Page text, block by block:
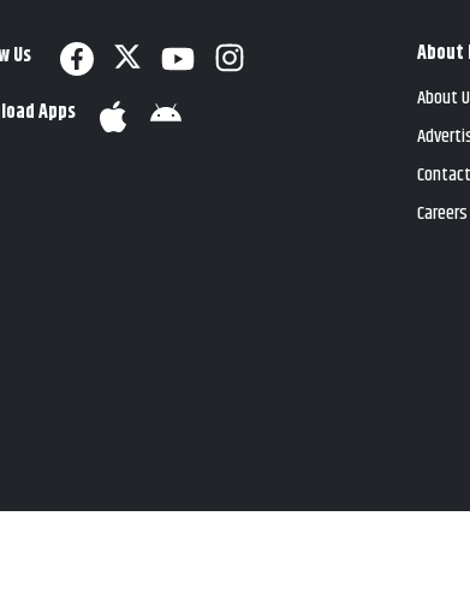
Us
Apps
About
About
Careers